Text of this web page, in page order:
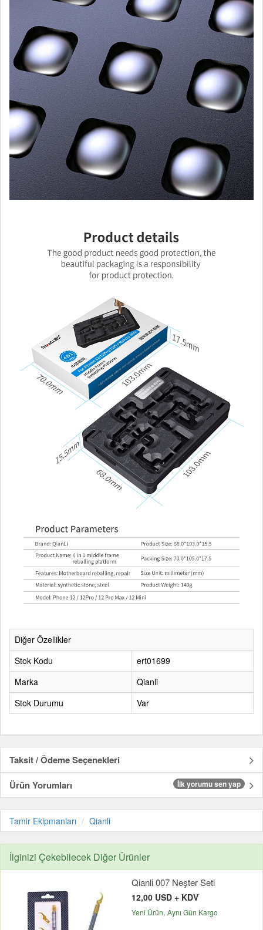
Diğer Özellikler
Stok Kodu
ert01699
Marka
Qianli
Stok Durumu
Var
Taksit / Ödeme Seçenekleri
Ürün Yorumları
İlk yorumu sen yap
Tamir Ekipmanları Qianli
İlginizi Çekebilecek Diğer Ürünler
Qianli 007 Neşter Seti
12,00 USD + KDV
Yeni Ürün Aynı Gün Kargo